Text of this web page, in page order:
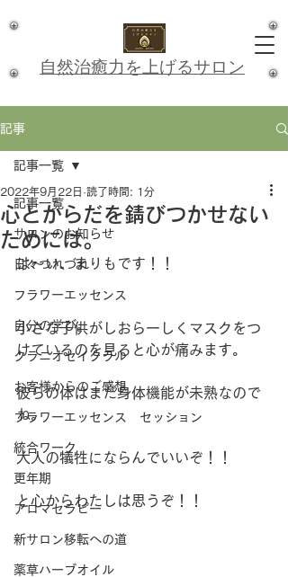
​自然治癒力を上げるサロン
記事
記事一覧
サロンのお知らせ
日々つれづれ
フラワーエッセンス
自分の学び。
クラニオセイクラル
お客様からのご感想
フラワーエッセンス セッション
統合ワーク
更年期
アロマセラピー
新サロン移転への道
薬草ハーブオイル
記事一覧
心とからだを錆びつかせない
ためには。
2022年9月22日 読了時間: 1分
は〜い、まりもです！！
小さな子供がしおらーしくマスクをつ
けているのを見ると心が痛みます。
彼らの体はまだ身体機能が未熟なので
ね。
大人の犠牲にならんでいいぞ！！
と心からわたしは思うぞ！！